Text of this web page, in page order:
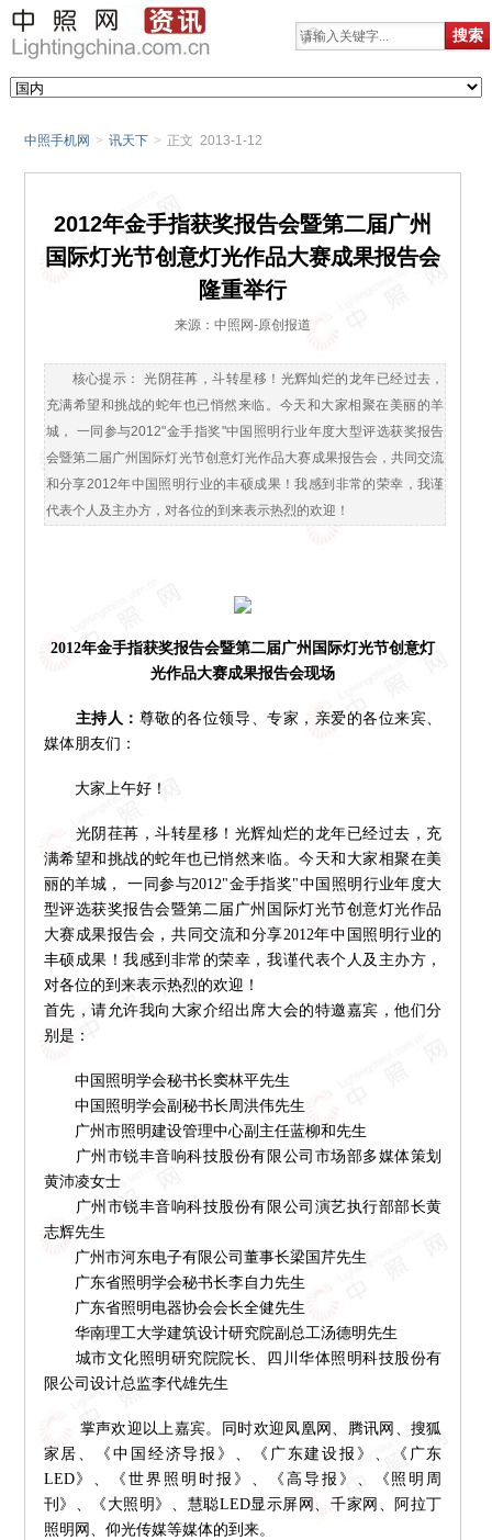
中照手机网 > 讯天下 > 正文 2013-1-12
2012年金手指获奖报告会暨第二届广州
国际灯光节创意灯光作品大赛成果报告会
隆重举行
来源：中照网-原创报道
核心提示： 光阴荏苒，斗转星移！光辉灿烂的龙年已经过去，
充满希望和挑战的蛇年也已悄然来临。今天和大家相聚在美丽的羊
城， 一同参与2012"金手指奖"中国照明行业年度大型评选获奖报告
会暨第二届广州国际灯光节创意灯光作品大赛成果报告会，共同交流
和分享2012年中国照明行业的丰硕成果！我感到非常的荣幸，我谨
代表个人及主办方，对各位的到来表示热烈的欢迎！
2012年金手指获奖报告会暨第二届广州国际灯光节创意灯
光作品大赛成果报告会现场
主持人： 尊敬的各位领导、专家，亲爱的各位来宾、
媒体朋友们：
大家上午好！
光阴荏苒，斗转星移！光辉灿烂的龙年已经过去，充
满希望和挑战的蛇年也已悄然来临。今天和大家相聚在美
丽的羊城， 一同参与2012"金手指奖"中国照明行业年度大
型评选获奖报告会暨第二届广州国际灯光节创意灯光作品
大赛成果报告会，共同交流和分享2012年中国照明行业的
丰硕成果！我感到非常的荣幸，我谨代表个人及主办方，
对各位的到来表示热烈的欢迎！
首先，请允许我向大家介绍出席大会的特邀嘉宾，他们分
别是：
中国照明学会秘书长窦林平先生
中国照明学会副秘书长周洪伟先生
广州市照明建设管理中心副主任蓝柳和先生
广州市锐丰音响科技股份有限公司市场部多媒体策划
黄沛凌女士
广州市锐丰音响科技股份有限公司演艺执行部部长黄
志辉先生
广州市河东电子有限公司董事长梁国芹先生
广东省照明学会秘书长李自力先生
广东省照明电器协会会长全健先生
华南理工大学建筑设计研究院副总工汤德明先生
城市文化照明研究院院长、四川华体照明科技股份有
限公司设计总监李代雄先生
掌声欢迎以上嘉宾。同时欢迎凤凰网、腾讯网、搜狐
家居、《中国经济导报》、《广东建设报》、《广东
LED》、《世界照明时报》、《高导报》、《照明周
刊》、《大照明》、慧聪LED显示屏网、千家网、阿拉丁
照明网、仰光传媒等媒体的到来。